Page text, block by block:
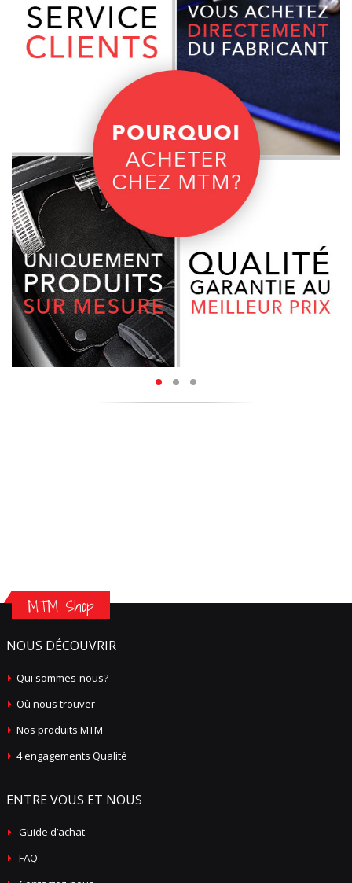
MTM Shop
NOUS DÉCOUVRIR
Qui sommes-nous?
Où nous trouver
Nos produits MTM
4 engagements Qualité
ENTRE VOUS ET NOUS
Guide d’achat
FAQ